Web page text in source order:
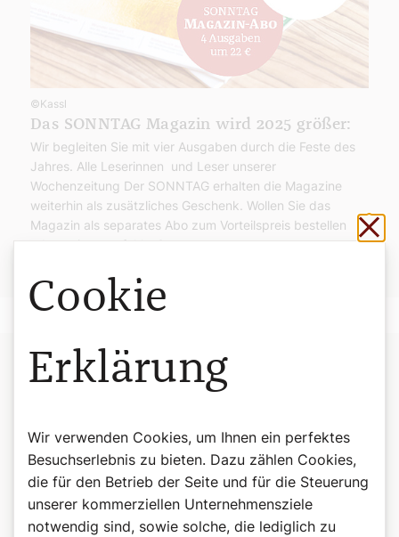
©Kassl
Das SONNTAG Magazin wird 2025 größer:
Wir begleiten Sie mit vier Ausgaben durch die Feste des
Jahres. Alle Leserinnen und Leser unserer
Wochenzeitung Der SONNTAG erhalten die Magazine
weiterhin als zusätzliches Geschenk. Wollen Sie das
Magazin als separates Abo zum Vorteilspreis bestellen
oder weiterempfehlen?
Inhaltsverzeichnis:
Jon Fosse ist einer der prägendsten Schriftsteller unserer
Zeit.
Wenn Engel Aufträge erteilen
- Die Boten Gottes bringen oft
gute und frohe Botschaften.
Cookie
Erklärung
Wir verwenden Cookies, um Ihnen ein perfektes
Besuchserlebnis zu bieten. Dazu zählen Cookies,
die für den Betrieb der Seite und für die Steuerung
unserer kommerziellen Unternehmensziele
notwendig sind, sowie solche, die lediglich zu